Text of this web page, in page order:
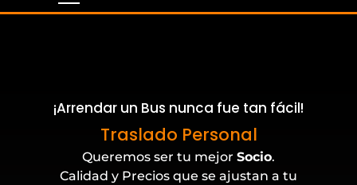
¡Arrendar un Bus nunca fue tan fácil!
Traslado Personal
Eventos Corporativos
Queremos ser tu mejor Socio.
Calidad y Precios que se ajustan a tu